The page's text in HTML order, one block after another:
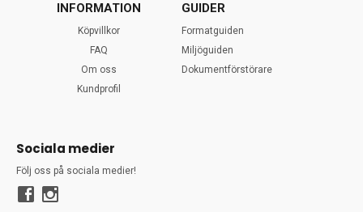
INFORMATION
Köpvillkor
FAQ
Om oss
Kundprofil
GUIDER
Formatguiden
Miljöguiden
Dokumentförstörare
Sociala medier
Följ oss på sociala medier!